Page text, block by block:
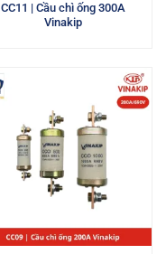
CC11 | Cầu chì ống 300A
Vinakip